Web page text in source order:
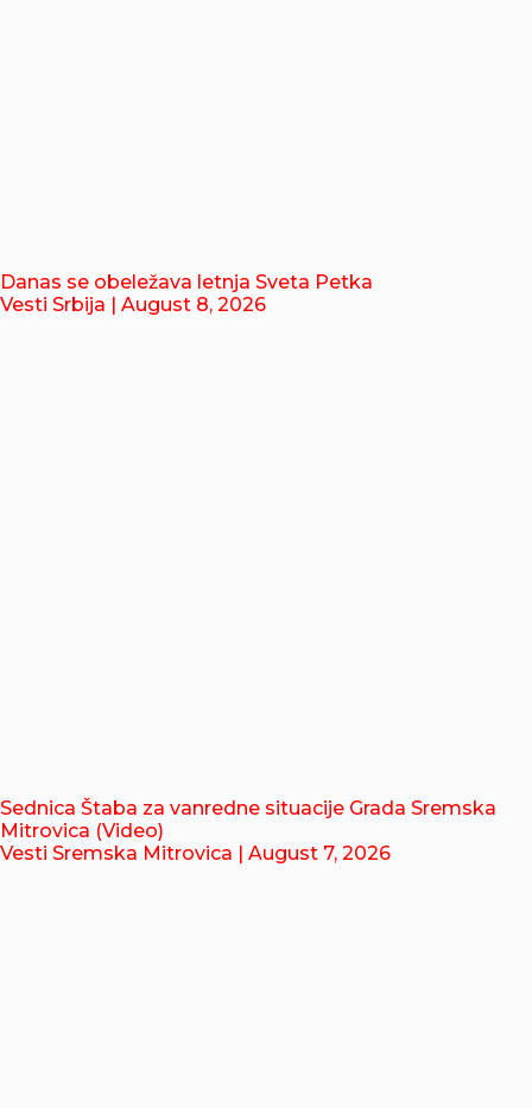
Danas se obeležava letnja Sveta Petka
Vesti Srbija | August 8, 2026
Sednica Štaba za vanredne situacije Grada Sremska
Mitrovica (Video)
Vesti Sremska Mitrovica | August 7, 2026